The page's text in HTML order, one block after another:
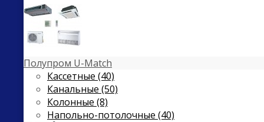
Полупром U-Match
Кассетные (40)
Канальные (50)
Колонные (8)
Напольно-потолочные (40)